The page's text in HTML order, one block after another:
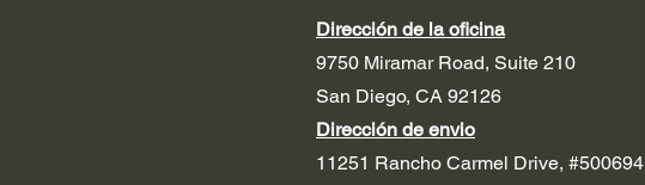
Dirección de la oficina
9750 Miramar Road, Suite 210
San Diego, CA 92126
Dirección de envio
11251 Rancho Carmel Drive, #500694